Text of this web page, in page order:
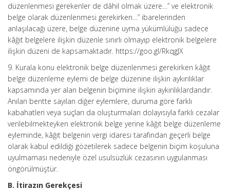
düzenlenmesi gerekenler de dâhil olmak üzere…” ve elektronik
belge olarak düzenlenmesi gerekirken…” ibarelerinden
anlaşılacağı üzere, belge düzenine uyma yükümlülüğü sadece
kâğıt belgelere ilişkin düzenle sınırlı olmayıp elektronik belgelere
ilişkin düzeni de kapsamaktadır. https://goo.gl/RkqgJX
9. Kurala konu elektronik belge düzenlenmesi gerekirken kâğıt
belge düzenleme eylemi de belge düzenine ilişkin aykırılıklar
kapsamında yer alan belgenin biçimine ilişkin aykırılıklardandır.
Anılan bentte sayılan diğer eylemlere, duruma göre farklı
kabahatleri veya suçları da oluşturmaları dolayısıyla farklı cezalar
verilebilmekteyken elektronik belge yerine kâğıt belge düzenleme
eyleminde, kâğıt belgenin vergi idaresi tarafından geçerli belge
olarak kabul edildiği gözetilerek sadece belgenin biçim koşuluna
uyulmaması nedeniyle özel usulsüzlük cezasının uygulanması
öngörülmüştür.
B. İtirazın Gerekçesi